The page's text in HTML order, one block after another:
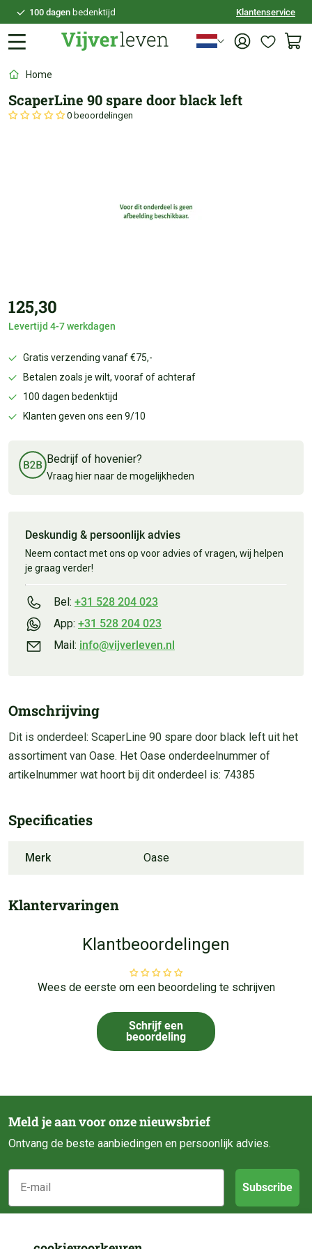
100 dagen bedenktijd
achteraf betalen
Klantenservice
Home
ScaperLine 90 spare door black left
0 beoordelingen
125,30
Levertijd 4-7 werkdagen
Gratis verzending vanaf €75,-
Betalen zoals je wilt, vooraf of achteraf
100 dagen bedenktijd
Klanten geven ons een 9/10
Bedrijf of hovenier?
Vraag hier naar de mogelijkheden
Deskundig & persoonlijk advies
Neem contact met ons op voor advies of vragen, wij helpen
je graag verder!
Bel: +31 528 204 023
App: +31 528 204 023
Mail: info@vijverleven.nl
Omschrijving
Dit is onderdeel: ScaperLine 90 spare door black left uit het
assortiment van Oase. Het Oase onderdeelnummer of
artikelnummer wat hoort bij dit onderdeel is: 74385
Specificaties
Merk Oase
Klantervaringen
Klantbeoordelingen
Wees de eerste om een beoordeling te schrijven
Schrijf een
beoordeling
Meld je aan voor onze nieuwsbrief
Ontvang de beste aanbiedingen en persoonlijk advies.
E-mail
Subscribe
Klantenservice